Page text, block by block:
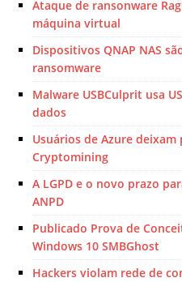
Ataque de ransonware
máquina virtual
Dispositivos QNAP NAS
ransomware
Malware USBCulprit usa
dados
Usuários de Azure
Cryptomining
A LGPD e o novo prazo
ANPD
Publicado Prova de
Windows 10 SMBGhost
Hackers violam rede de